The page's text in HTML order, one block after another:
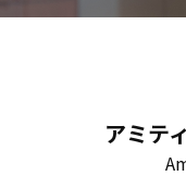
アミテ